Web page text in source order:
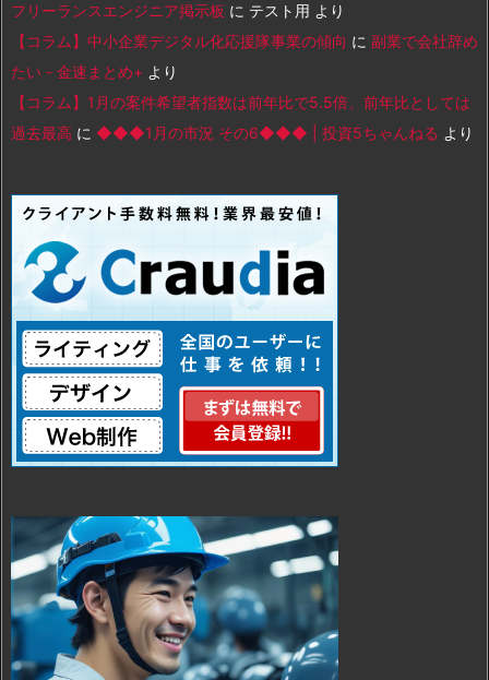
フリーランスエンジニア掲示板 に テスト用 より
【コラム】中小企業デジタル化応援隊事業の傾向 に 副業で会社辞め
たい - 金速まとめ+ より
【コラム】1月の案件希望者指数は前年比で5.5倍、前年比としては
過去最高 に ◆◆◆1月の市況 その6◆◆◆ | 投資5ちゃんねる より